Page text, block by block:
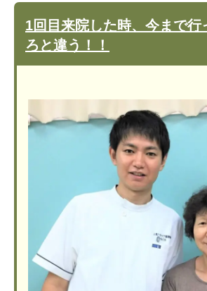
1回目来院した時、今まで行
ろと違う！！